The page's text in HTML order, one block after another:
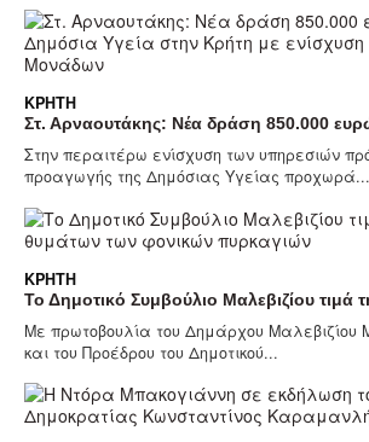
ΚΡΉΤΗ
Στ. Αρναουτάκης: Νέα δράση 850.000
Στην περαιτέρω ενίσχυση των υπηρεσιών
προαγωγής της Δημόσιας Υγείας προχωρά...
ΚΡΉΤΗ
Το Δημοτικό Συμβούλιο Μαλεβιζίου τιμά
Με πρωτοβουλία του Δημάρχου
και του Προέδρου του Δημοτικού...